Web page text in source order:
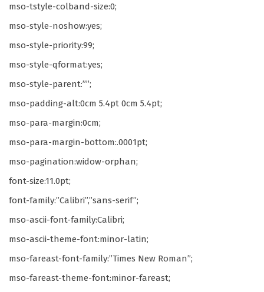
mso-tstyle-colband-size:0;
mso-style-noshow:yes;
mso-style-priority:99;
mso-style-qformat:yes;
mso-style-parent:””;
mso-padding-alt:0cm 5.4pt 0cm 5.4pt;
mso-para-margin:0cm;
mso-para-margin-bottom:.0001pt;
mso-pagination:widow-orphan;
font-size:11.0pt;
font-family:”Calibri”,”sans-serif”;
mso-ascii-font-family:Calibri;
mso-ascii-theme-font:minor-latin;
mso-fareast-font-family:”Times New Roman”;
mso-fareast-theme-font:minor-fareast;